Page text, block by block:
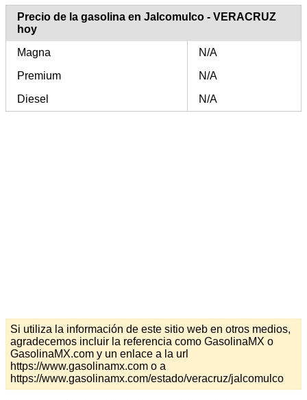
Precio de la gasolina en Jalcomulco - VERACRUZ
hoy
Magna
N/A
Premium
N/A
Diesel
N/A
Si utiliza la información de este sitio web en otros medios,
agradecemos incluir la referencia como GasolinaMX o
GasolinaMX.com y un enlace a la url
https://www.gasolinamx.com o a
https://www.gasolinamx.com/estado/veracruz/jalcomulco